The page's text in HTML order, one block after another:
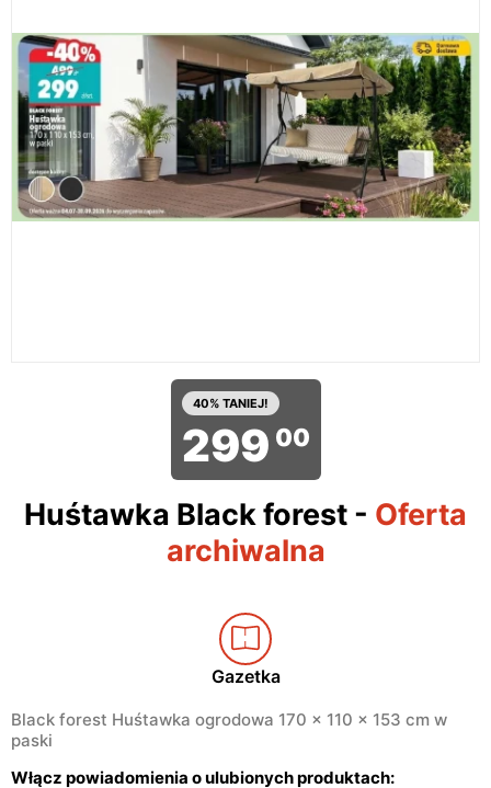
40% TANIEJ!
299 00
Huśtawka Black forest - Oferta
archiwalna
Gazetka
Black forest Huśtawka ogrodowa 170 x 110 x 153 cm w
paski
Włącz powiadomienia o ulubionych produktach: